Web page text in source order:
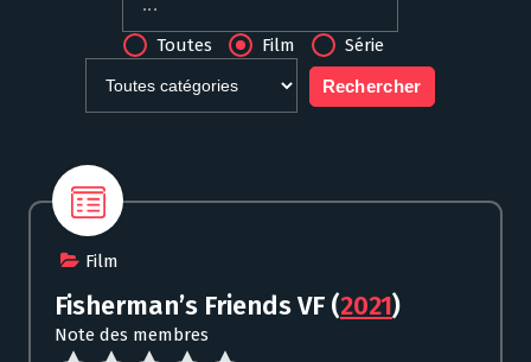
Toutes Film Série
Film
Fisherman’s Friends VF (2021)
Note des membres